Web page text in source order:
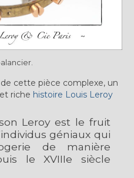
cette pièce complexe, un
riche histoire Louis Leroy
Leroy est le fruit
géniaux qui
de manière
le XVIIIe siècle